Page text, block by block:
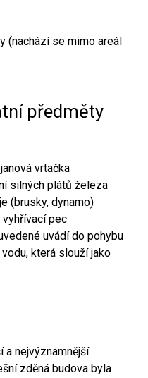
(nachází se mimo areál
předměty
vrtačka
silných plátů železa
(brusky, dynamo)
pec
uvádí do pohybu
která slouží jako
a nejvýznamnější
zděná budova byla